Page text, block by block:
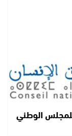
الوطني